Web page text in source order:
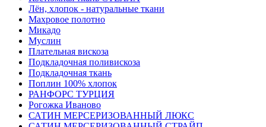
Лён, хлопок - натуральные ткани
Махровое полотно
Микадо
Муслин
Плательная вискоза
Подкладочная поливискоза
Подкладочная ткань
Поплин 100% хлопок
РАНФОРС ТУРЦИЯ
Рогожка Иваново
САТИН МЕРСЕРИЗОВАННЫЙ ЛЮКС